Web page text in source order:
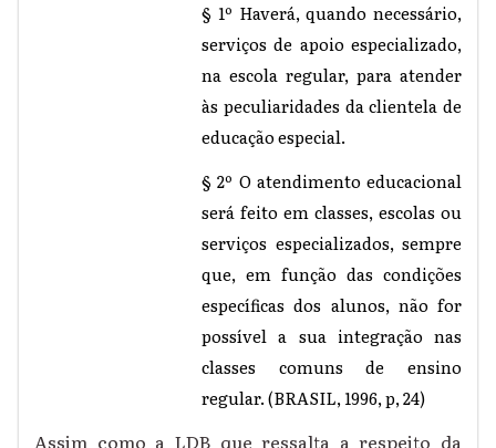
§ 1º Haverá, quando necessário,
serviços de apoio especializado,
na escola regular, para atender
às peculiaridades da clientela de
educação especial.
§ 2º O atendimento educacional
será feito em classes, escolas ou
serviços especializados, sempre
que, em função das condições
específicas dos alunos, não for
possível a sua integração nas
classes comuns de ensino
regular. (BRASIL, 1996, p, 24)
Assim como a LDB que ressalta a respeito da